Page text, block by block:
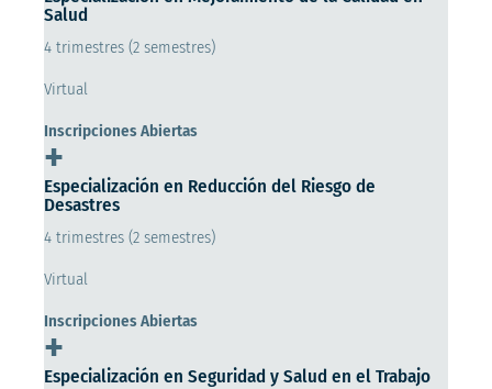
Salud
4 trimestres (2 semestres)
Virtual
Inscripciones Abiertas
+
Especialización en Reducción del Riesgo de
Desastres
4 trimestres (2 semestres)
Virtual
Inscripciones Abiertas
+
Especialización en Seguridad y Salud en el Trabajo